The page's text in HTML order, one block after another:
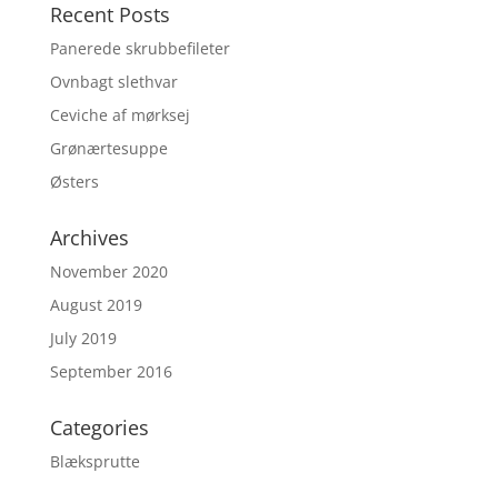
Recent Posts
Panerede skrubbefileter
Ovnbagt slethvar
Ceviche af mørksej
Grønærtesuppe
Østers
Archives
November 2020
August 2019
July 2019
September 2016
Categories
Blæksprutte